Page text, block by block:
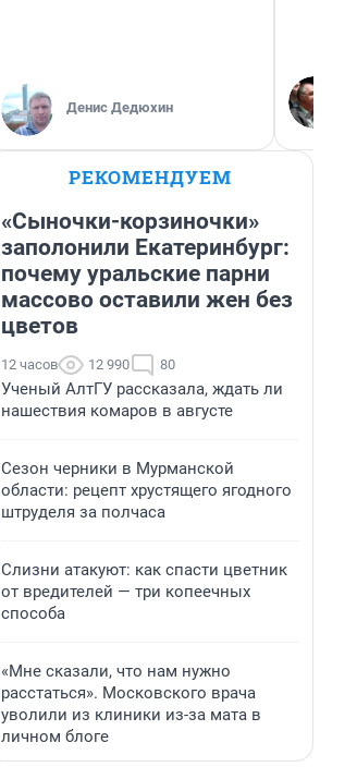
Денис Дедюхин
РЕКОМЕНДУЕМ
«Сыночки-корзиночки»
заполонили Екатеринбург:
почему уральские парни
массово оставили жен без
цветов
12 часов 12 990 80
Ученый АлтГУ рассказала, ждать ли
нашествия комаров в августе
Сезон черники в Мурманской
области: рецепт хрустящего ягодного
штруделя за полчаса
Слизни атакуют: как спасти цветник
от вредителей — три копеечных
способа
«Мне сказали, что нам нужно
расстаться». Московского врача
уволили из клиники из-за мата в
личном блоге